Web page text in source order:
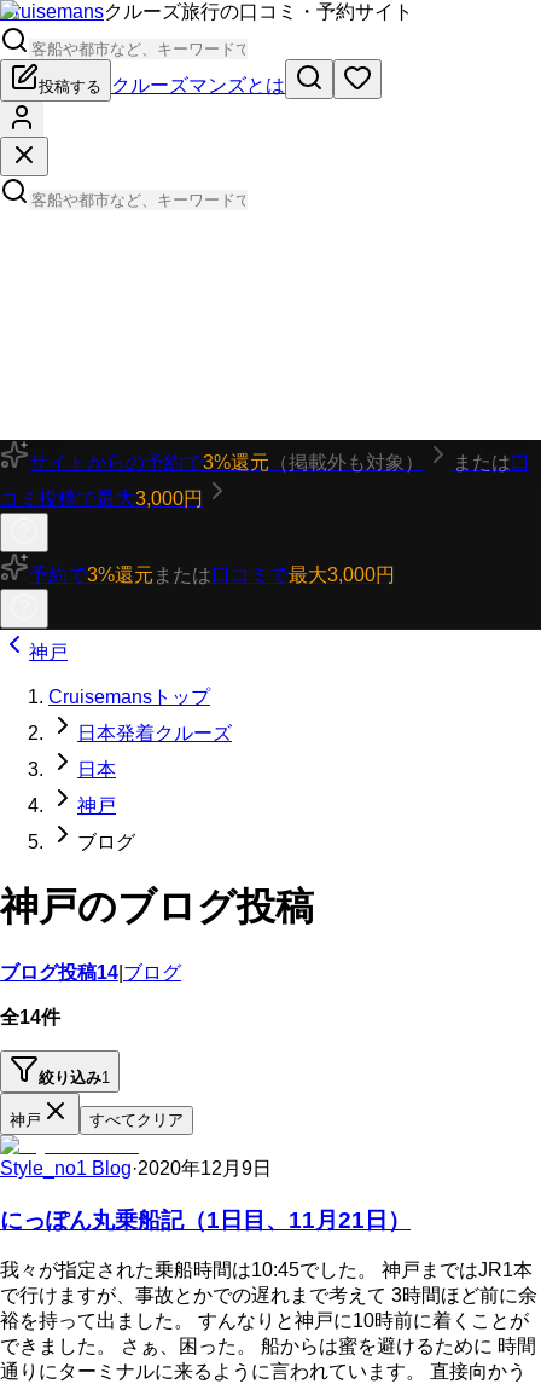
Cruisemansクルーズ旅行の口コミ・予約サイト
投稿する クルーズマンズとは
サイトからの予約で3%還元 （掲載外も対象） または口
コミ投稿で最大3,000円
予約で3%還元 または口コミで最大3,000円
神戸
Cruisemansトップ
日本発着クルーズ
日本
神戸
ブログ
神戸のブログ投稿
ブログ投稿14 ブログ
全14件
絞り込み1
神戸 すべてクリア
Style_no1 Blog·2020年12月9日
にっぽん丸乗船記（1日目、11月21日）
我々が指定された乗船時間は10:45でした。 神戸まではJR1本
で行けますが、事故とかでの遅れまで考えて 3時間ほど前に余
裕を持って出ました。 すんなりと神戸に10時前に着くことが
できました。 さぁ、困った。 船からは蜜を避けるために 時間
通りにターミナルに来るように言われています。 直接向かう